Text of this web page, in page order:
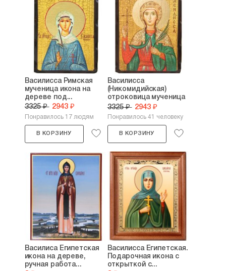
Василисса Римская
мученица икона на
дереве под...
3325 ₽ 2943 ₽
Понравилось 17 людям
В КОРЗИНУ
Василисса
(Никомидийская)
отроковица мученица
икона...
3325 ₽ 2943 ₽
Понравилось 41 человеку
В КОРЗИНУ
Василиса Египетская
икона на дереве,
ручная работа...
Василисса Египетская.
Подарочная икона с
открыткой с...